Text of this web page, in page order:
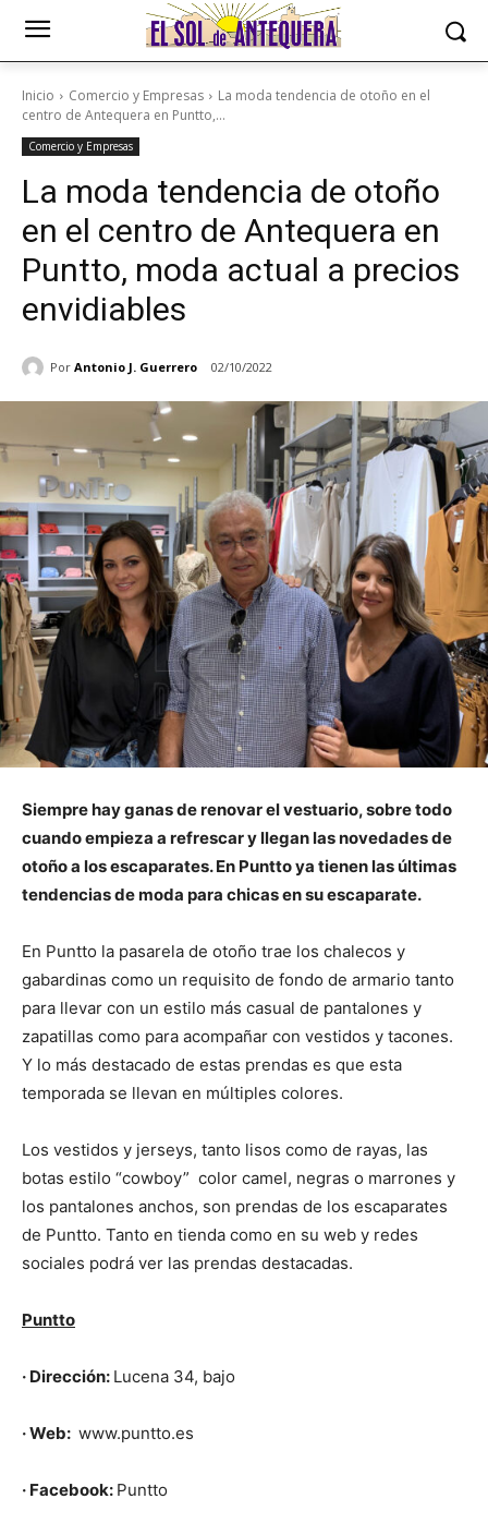
Inicio Comercio y Empresas
La moda tendencia de otoño en el
centro de Antequera en Puntto,...
Comercio y Empresas
La moda tendencia de otoño
en el centro de Antequera en
Puntto, moda actual a precios
envidiables
Por Antonio J. Guerrero 02/10/2022
Siempre hay ganas de renovar el vestuario, sobre todo
cuando empieza a refrescar y llegan las novedades de
otoño a los escaparates. En Puntto ya tienen las últimas
tendencias de moda para chicas en su escaparate.
En Puntto la pasarela de otoño trae los chalecos y
gabardinas como un requisito de fondo de armario tanto
para llevar con un estilo más casual de pantalones y
zapatillas como para acompañar con vestidos y tacones.
Y lo más destacado de estas prendas es que esta
temporada se llevan en múltiples colores.
Los vestidos y jerseys, tanto lisos como de rayas, las
botas estilo “cowboy” color camel, negras o marrones y
los pantalones anchos, son prendas de los escaparates
de Puntto. Tanto en tienda como en su web y redes
sociales podrá ver las prendas destacadas.
Puntto
· Dirección: Lucena 34, bajo
· Web: www.puntto.es
· Facebook: Puntto